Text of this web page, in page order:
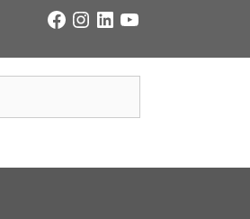
FacebookInstagramLinkedInYouTube